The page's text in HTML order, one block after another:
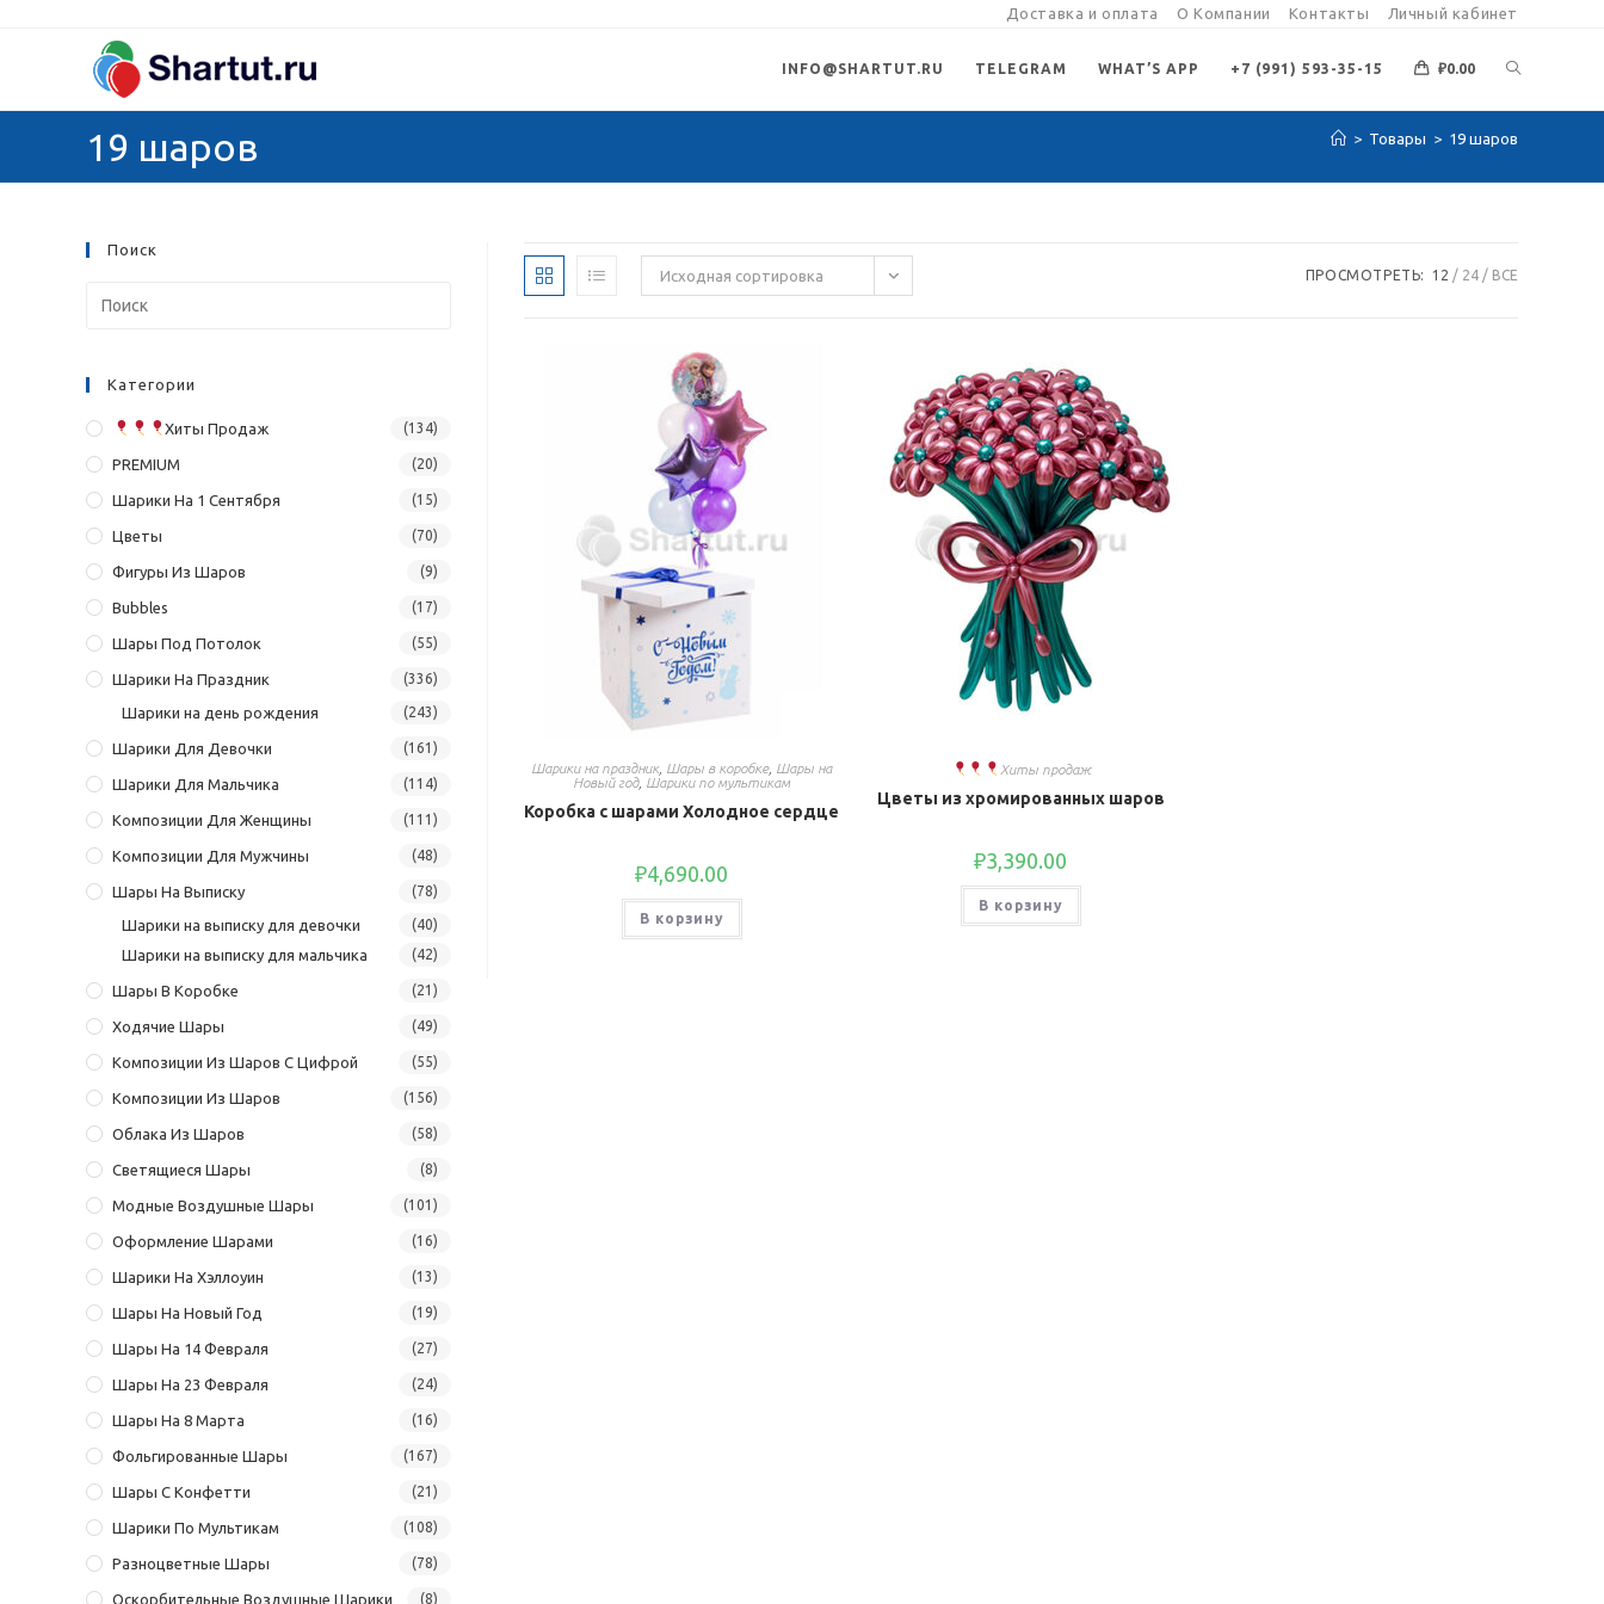
содержимому
Доставка и оплата О Компании Контакты Личный кабинет
INFO@SHARTUT.RU TELEGRAM WHAT’S APP +7 (991) 593-35-15 ₽0.00
ПОИСК
19 шаров > Товары > 19 шаров
Исходная сортировка ПРОСМОТРЕТЬ: 12 24 ВСЕ
Шарики на праздник, Шары в коробке, Шары на
Новый год, Шарики по мультикам
Коробка с шарами Холодное сердце
₽4,690.00
В корзину
Хиты продаж
Цветы из хромированных шаров
₽3,390.00
В корзину
Поиск
Категории
Хиты Продаж (134)
PREMIUM (20)
Шарики На 1 Сентября (15)
Цветы (70)
Фигуры Из Шаров (9)
Bubbles (17)
Шары Под Потолок (55)
Шарики На Праздник (336)
Шарики на день рождения (243)
Шарики Для Девочки (161)
Шарики Для Мальчика (114)
Композиции Для Женщины (111)
Композиции Для Мужчины (48)
Шары На Выписку (78)
Шарики на выписку для девочки (40)
Шарики на выписку для мальчика (42)
Шары В Коробке (21)
Ходячие Шары (49)
Композиции Из Шаров С Цифрой (55)
Композиции Из Шаров (156)
Облака Из Шаров (58)
Светящиеся Шары (8)
Модные Воздушные Шары (101)
Оформление Шарами (16)
Шарики На Хэллоуин (13)
Шары На Новый Год (19)
Шары На 14 Февраля (27)
Шары На 23 Февраля (24)
Шары На 8 Марта (16)
Фольгированные Шары (167)
Шары С Конфетти (21)
Шарики По Мультикам (108)
Разноцветные Шары (78)
Оскорбительные Воздушные Шарики (8)